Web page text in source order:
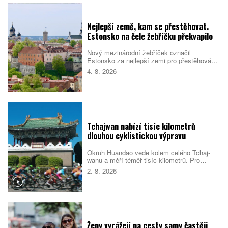
Nejlepší země, kam se přestěhovat.
Estonsko na čele žebříčku překvapilo
Nový mezinárodní žebříček označil
Estonsko za nejlepší zemi pro přestěhování
v roce 2026. Pobaltský stát se umístil před
Singapurem i Malajsií díky kombinaci
4. 8. 2026
Tchajwan nabízí tisíc kilometrů
dlouhou cyklistickou výpravu
Okruh Huandao vede kolem celého Tchaj-
wanu a měří téměř tisíc kilometrů. Pro
místní představuje oblíbený přechodový
rituál, turistům zase ukazuje odlehlé pobřeží,
2. 8. 2026